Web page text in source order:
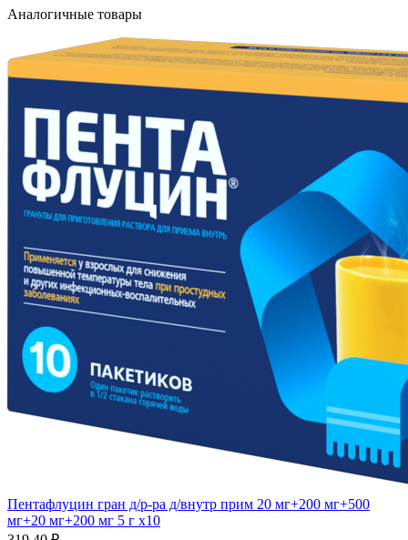
Аналогичные товары
Пентафлуцин гран д/р-ра д/внутр прим 20 мг+200 мг+500
мг+20 мг+200 мг 5 г x10